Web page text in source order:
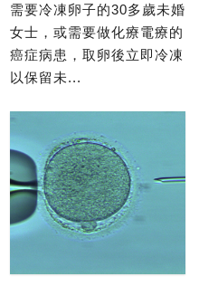
需要冷凍卵子的30多歲未婚
女士，或需要做化療電療的
癌症病患，取卵後立即冷凍
以保留未...